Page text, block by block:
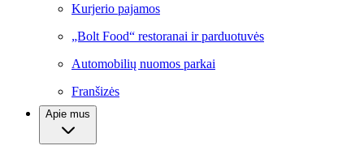
Kurjerio pajamos
„Bolt Food“ restoranai ir parduotuvės
Automobilių nuomos parkai
Franšizės
Apie mus